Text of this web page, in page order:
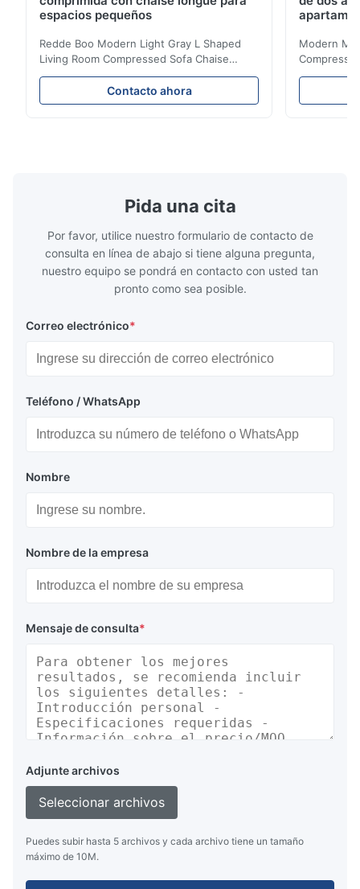
espacios pequeños
Redde Boo Modern Light Gray L Shaped
Living Room Compressed Sofa Chaise
Lounge Product Overview High resilience
soft sectional sofa designed for small
spaces, featuring a contemporary light gray
Contacto ahora
Modern
Room
Pida una cita
Por favor, utilice nuestro formulario de contacto de
consulta en línea de abajo si tiene alguna pregunta,
nuestro equipo se pondrá en contacto con usted tan
pronto como sea posible.
Correo electrónico*
Teléfono / WhatsApp
Nombre
Nombre de la empresa
Mensaje de consulta*
Adjunte archivos
Seleccionar archivos
Puedes subir hasta 5 archivos y cada archivo tiene un tamaño
máximo de 10M.